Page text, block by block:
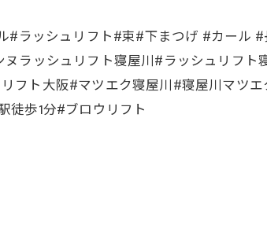
ラッシュリフト#束#下まつげ #カール
ラッシュリフト寝屋川#ラッシュリフ
フト大阪#マツエク寝屋川#寝屋川マツ
歩1分#ブロウリフト